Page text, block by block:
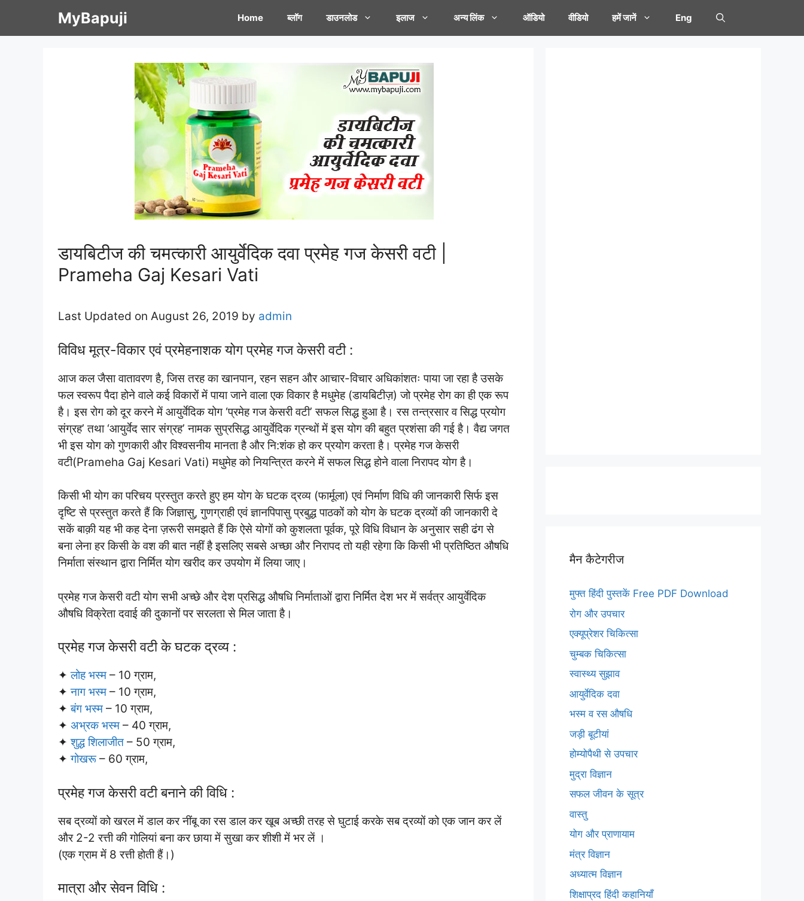
MyBapuji Home ब्लॉग डाउनलोड इलाज अन्य लिंक ऑडियो वीडियो हमें जानें Eng
डायबिटीज की चमत्कारी आयुर्वेदिक दवा प्रमेह गज केसरी वटी |
Prameha Gaj Kesari Vati
Last Updated on August 26, 2019 by admin
विविध मूत्र-विकार एवं प्रमेहनाशक योग प्रमेह गज केसरी वटी :
आज कल जैसा वातावरण है, जिस तरह का खानपान, रहन सहन और आचार-विचार अधिकांशतः पाया जा रहा है उसके
फल स्वरूप पैदा होने वाले कई विकारों में पाया जाने वाला एक विकार है मधुमेह (डायबिटीज़) जो प्रमेह रोग का ही एक रूप
है। इस रोग को दूर करने में आयुर्वेदिक योग ‘प्रमेह गज केसरी वटी’ सफल सिद्ध हुआ है। रस तन्त्रसार व सिद्ध प्रयोग
संग्रह’ तथा ‘आयुर्वेद सार संग्रह’ नामक सुप्रसिद्ध आयुर्वेदिक ग्रन्थों में इस योग की बहुत प्रशंसा की गई है। वैद्य जगत
भी इस योग को गुणकारी और विश्वसनीय मानता है और नि:शंक हो कर प्रयोग करता है। प्रमेह गज केसरी
वटी(Prameha Gaj Kesari Vati) मधुमेह को नियन्त्रित करने में सफल सिद्ध होने वाला निरापद योग है।
किसी भी योग का परिचय प्रस्तुत करते हुए हम योग के घटक द्रव्य (फार्मूला) एवं निर्माण विधि की जानकारी सिर्फ इस
दृष्टि से प्रस्तुत करते हैं कि जिज्ञासु, गुणग्राही एवं ज्ञानपिपासु प्रबुद्ध पाठकों को योग के घटक द्रव्यों की जानकारी दे
सकें बाक़ी यह भी कह देना ज़रूरी समझते हैं कि ऐसे योगों को कुशलता पूर्वक, पूरे विधि विधान के अनुसार सही ढंग से
बना लेना हर किसी के वश की बात नहीं है इसलिए सबसे अच्छा और निरापद तो यही रहेगा कि किसी भी प्रतिष्ठित औषधि
निर्माता संस्थान द्वारा निर्मित योग खरीद कर उपयोग में लिया जाए।
प्रमेह गज केसरी वटी योग सभी अच्छे और देश प्रसिद्ध औषधि निर्माताओं द्वारा निर्मित देश भर में सर्वत्र आयुर्वेदिक
औषधि विक्रेता दवाई की दुकानों पर सरलता से मिल जाता है।
प्रमेह गज केसरी वटी के घटक द्रव्य :
✦लोह भस्म – 10 ग्राम,
✦नाग भस्म – 10 ग्राम,
✦ बंग भस्म – 10 ग्राम,
✦ अभ्रक भस्म – 40 ग्राम,
✦ शुद्ध शिलाजीत – 50 ग्राम,
✦गोखरू – 60 ग्राम,
प्रमेह गज केसरी वटी बनाने की विधि :
सब द्रव्यों को खरल में डाल कर नींबू का रस डाल कर खूब अच्छी तरह से घुटाई करके सब द्रव्यों को एक जान कर लें
और 2-2 रत्ती की गोलियां बना कर छाया में सुखा कर शीशी में भर लें ।
(एक ग्राम में 8 रत्ती होती हैं।)
मात्रा और सेवन विधि :
मैन कैटेगरीज
मुफ्त हिंदी पुस्तकें Free PDF Download
रोग और उपचार
एक्यूप्रेशर चिकित्सा
चुम्बक चिकित्सा
स्वास्थ्य सुझाव
आयुर्वेदिक दवा
भस्म व रस औषधि
जड़ी बूटीयां
होम्योपैथी से उपचार
मुद्रा विज्ञान
सफल जीवन के सूत्र
वास्तु
योग और प्राणायाम
मंत्र विज्ञान
अध्यात्म विज्ञान
शिक्षाप्रद हिंदी कहानियाँ